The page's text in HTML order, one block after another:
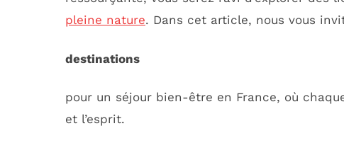
pleine nature. Dans cet article, nous vous
destinations
pour un séjour bien-être en France, où
et l’esprit.